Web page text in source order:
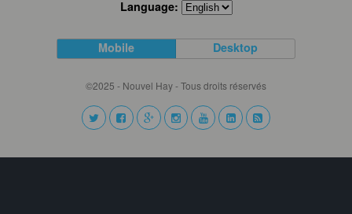
Language:
Mobile Desktop
©2025 - Nouvel Hay - Tous droits réservés